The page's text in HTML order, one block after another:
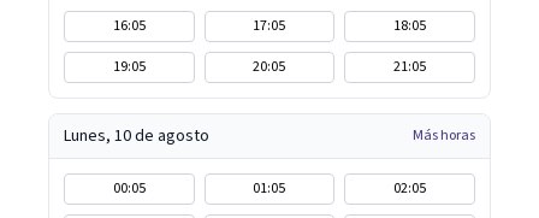
16:05 17:05
18:05
19:05
20:05 21:05
Lunes, 10 de agosto Más horas
00:05 01:05
02:05